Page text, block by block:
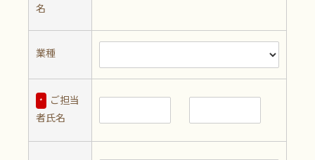
名
業種
*
ご担当
者氏名